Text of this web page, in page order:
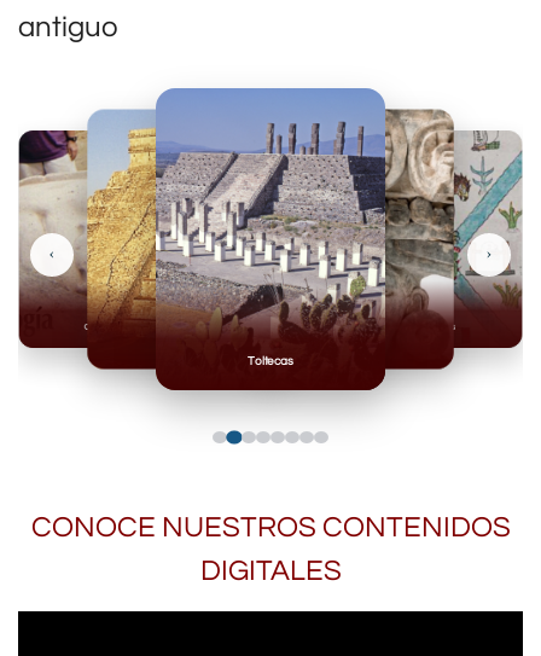
antiguo
Toltecas
Mexicas
Olmecas
‹ ›
CONOCE NUESTROS CONTENIDOS
DIGITALES